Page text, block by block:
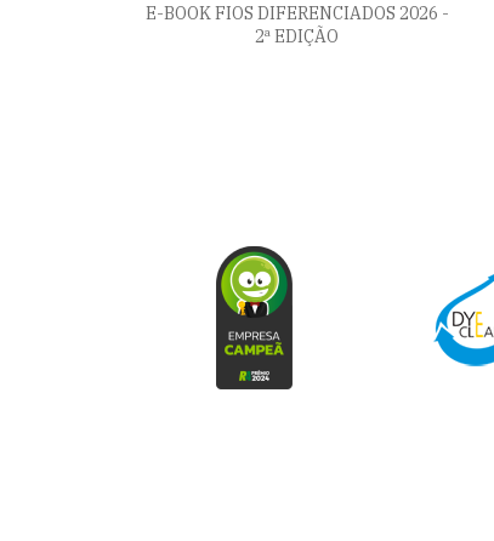
E-BOOK FIOS DIFERENCIADOS 2026 -
2ª EDIÇÃO